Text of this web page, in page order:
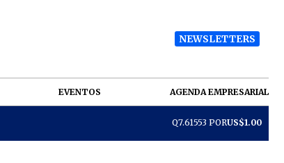
NEWSLETTERS
EVENTOS AGENDA EMPRESARIAL
Q7.61553 PORUS$1.00